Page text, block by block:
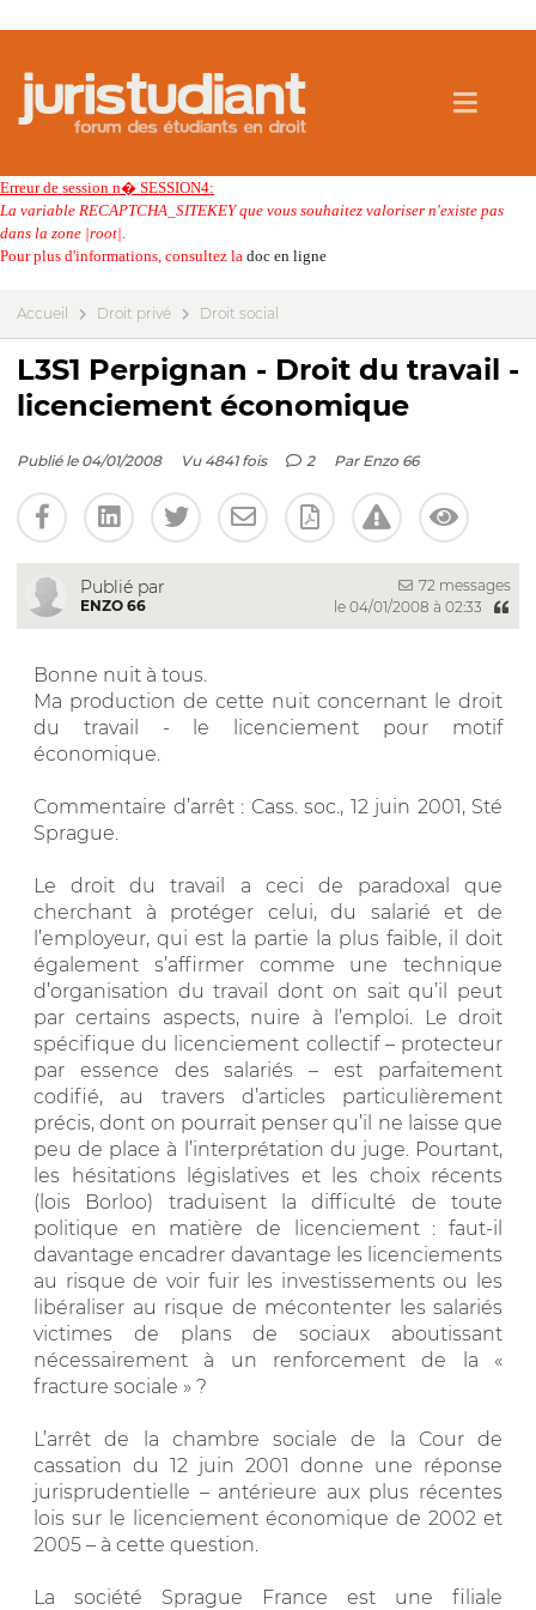
Erreur de session n� SESSION4:
La variable RECAPTCHA_SITEKEY que vous souhaitez valoriser n'existe pas
dans la zone |root|.
Pour plus d'informations, consultez la doc en ligne
Accueil Droit privé Droit social
L3S1 Perpignan - Droit du travail -
licenciement économique
Publié le 04/01/2008 Vu 4841 fois 2 Par Enzo 66
Publié par
ENZO 66
72 messages
le 04/01/2008 à 02:33
Bonne nuit à tous.
Ma production de cette nuit concernant le droit
du travail - le licenciement pour motif
économique.
Commentaire d’arrêt : Cass. soc., 12 juin 2001, Sté
Sprague.
Le droit du travail a ceci de paradoxal que
cherchant à protéger celui, du salarié et de
l’employeur, qui est la partie la plus faible, il doit
également s’affirmer comme une technique
d’organisation du travail dont on sait qu’il peut
par certains aspects, nuire à l’emploi. Le droit
spécifique du licenciement collectif – protecteur
par essence des salariés – est parfaitement
codifié, au travers d’articles particulièrement
précis, dont on pourrait penser qu’il ne laisse que
peu de place à l’interprétation du juge. Pourtant,
les hésitations législatives et les choix récents
(lois Borloo) traduisent la difficulté de toute
politique en matière de licenciement : faut-il
davantage encadrer davantage les licenciements
au risque de voir fuir les investissements ou les
libéraliser au risque de mécontenter les salariés
victimes de plans de sociaux aboutissant
nécessairement à un renforcement de la «
fracture sociale » ?
L’arrêt de la chambre sociale de la Cour de
cassation du 12 juin 2001 donne une réponse
jurisprudentielle – antérieure aux plus récentes
lois sur le licenciement économique de 2002 et
2005 – à cette question.
La société Sprague France est une filiale